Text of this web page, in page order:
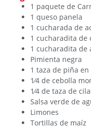
1 paquete de
1 queso panela
1 cucharada de
1 cucharadita de
1 cucharadita de
Pimienta negra
1 taza de piña en
1⁄4 de cebolla
1⁄4 de taza de
Salsa verde de
Limones
Tortillas de maíz